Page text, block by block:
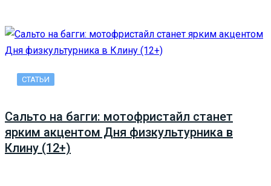
СТАТЬИ
Сальто на багги: мотофристайл станет
ярким акцентом Дня физкультурника в
Клину (12+)